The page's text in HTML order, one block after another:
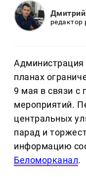
редактор
Администрация
планах
9 мая в связи с
мероприятий.
центральных
парад и
информацию
Беломорканал.